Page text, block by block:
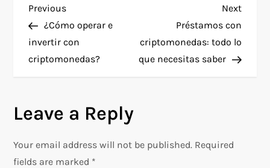
P
o
s
n
a
Previous
Post
Previous
¿Cómo operar e
invertir con
criptomonedas?
Next
Post
Next
Préstamos con
criptomonedas: todo lo
que necesitas saber
Leave a Reply
Your email address will not be published. Required
fields are marked *